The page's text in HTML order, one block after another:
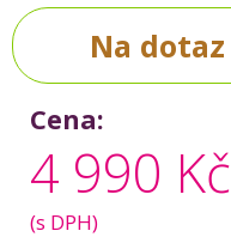
Na dotaz
Cena:
4 990 Kč
(s DPH)